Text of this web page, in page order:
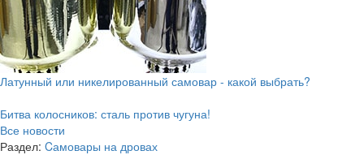
Латунный или никелированный самовар - какой выбрать?
Битва колосников: сталь против чугуна!
Все новости
Раздел: Cамовары на дровах